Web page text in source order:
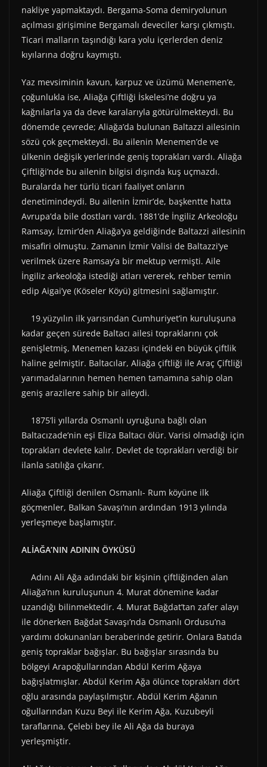
nakliye yapmaktaydı. Bergama-Soma demiryolunun
açılması girişimine Bergamalı deveciler karşı çıkmıştı.
Ticari malların taşındığı kara yolu içerlerden deniz
kıyılarına doğru kaymıştı.
Yaz mevsiminin kavun, karpuz ve üzümü Menemen’e,
çoğunlukla ise, Aliağa Çiftliği İskelesi’ne doğru ya
kağnılarla ya da deve karalarıyla götürülmekteydi. Bu
dönemde çevrede; Aliağa’da bulunan Baltazzi ailesinin
sözü çok geçmekteydi. Bu ailenin Menemen’de ve
ülkenin değişik yerlerinde geniş toprakları vardı. Aliağa
Çiftliği’nde bu ailenin bilgisi dışında kuş uçmazdı.
Buralarda her türlü ticari faaliyet onların
denetimindeydi. Bu ailenin İzmir’de, başkentte hatta
Avrupa’da bile dostları vardı. 1881’de İngiliz Arkeoloğu
Ramsay, İzmir’den Aliağa’ya geldiğinde Baltazzi ailesinin
misafiri olmuştu. Zamanın İzmir Valisi de Baltazzi’ye
verilmek üzere Ramsay’a bir mektup vermişti. Aile
İngiliz arkeoloğa istediği atları vererek, rehber temin
edip Aigai’ye (Köseler Köyü) gitmesini sağlamıştır.
19.yüzyılın ilk yarısından Cumhuriyet’in kuruluşuna
kadar geçen sürede Baltacı ailesi topraklarını çok
genişletmiş, Menemen kazası içindeki en büyük çiftlik
haline gelmiştir. Baltacılar, Aliağa çiftliği ile Araç Çiftliği
yarımadalarının hemen hemen tamamına sahip olan
geniş arazilere sahip bir aileydi.
1875’li yıllarda Osmanlı uyruğuna bağlı olan
Baltacızade’nin eşi Eliza Baltacı ölür. Varisi olmadığı için
toprakları devlete kalır. Devlet de toprakları verdiği bir
ilanla satılığa çıkarır.
Aliağa Çiftliği denilen Osmanlı- Rum köyüne ilk
göçmenler, Balkan Savaşı’nın ardından 1913 yılında
yerleşmeye başlamıştır.
ALİAĞA’NIN ADININ ÖYKÜSÜ
Adını Ali Ağa adındaki bir kişinin çiftliğinden alan
Aliağa’nın kuruluşunun 4. Murat dönemine kadar
uzandığı bilinmektedir. 4. Murat Bağdat’tan zafer alayı
ile dönerken Bağdat Savaşı’nda Osmanlı Ordusu’na
yardımı dokunanları beraberinde getirir. Onlara Batıda
geniş topraklar bağışlar. Bu bağışlar sırasında bu
bölgeyi Arapoğullarından Abdül Kerim Ağaya
bağışlatmışlar. Abdül Kerim Ağa ölünce toprakları dört
oğlu arasında paylaşılmıştır. Abdül Kerim Ağanın
oğullarından Kuzu Beyi ile Kerim Ağa, Kuzubeyli
taraflarına, Çelebi bey ile Ali Ağa da buraya
yerleşmiştir.